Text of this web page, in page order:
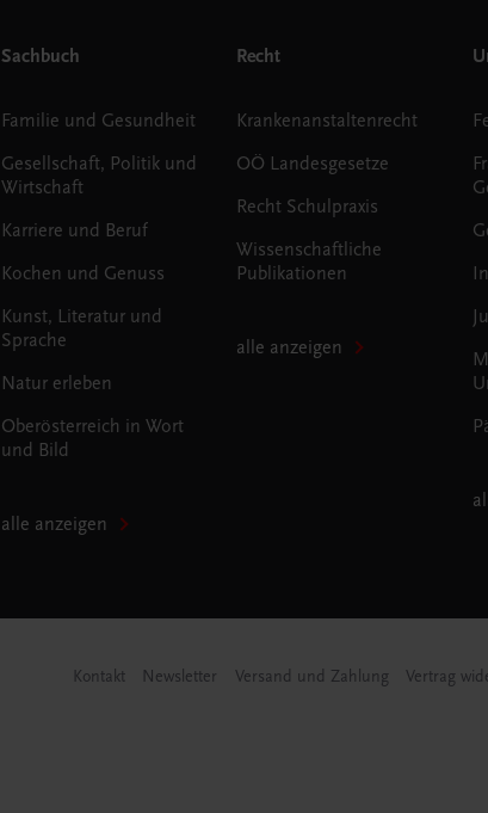
Sachbuch
Familie und Gesundheit
Gesellschaft, Politik und
Wirtschaft
Karriere und Beruf
Kochen und Genuss
Kunst, Literatur und
Sprache
Natur erleben
Oberösterreich in Wort
und Bild
alle anzeigen
Recht
Krankenanstaltenrecht
OÖ Landesgesetze
Recht Schulpraxis
Wissenschaftliche
Publikationen
alle anzeigen
Kontakt Newsletter Versand und Zahlung Vertrag